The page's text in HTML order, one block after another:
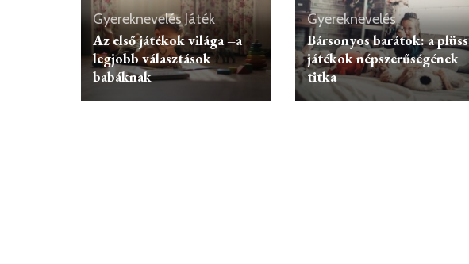
GyereknevelésJáték
Az első játékok világa –a
legjobb választások
babáknak
Gyereknevelés
Bársonyos barátok: a plüss
játékok népszerűségének
titka